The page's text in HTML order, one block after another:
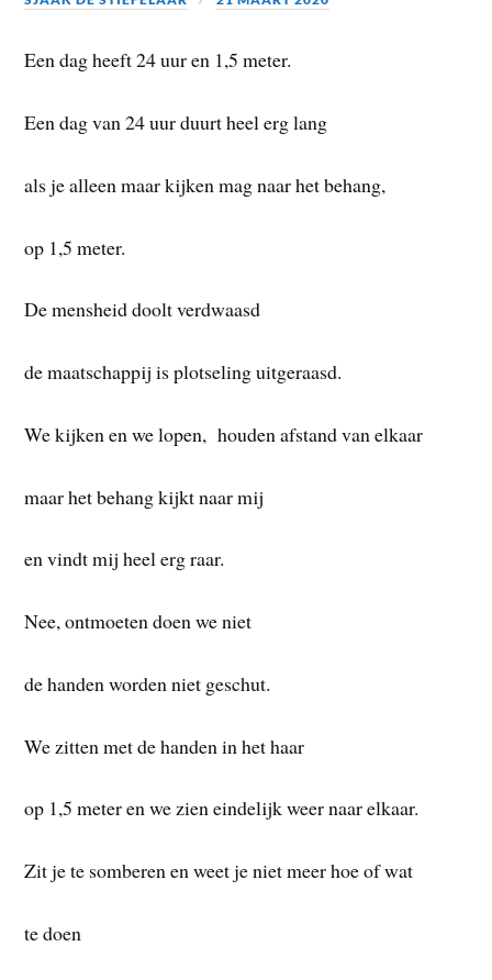
Een dag heeft 24 uur en 1,5 meter.
Een dag van 24 uur duurt heel erg lang
als je alleen maar kijken mag naar het behang,
op 1,5 meter.
De mensheid doolt verdwaasd
de maatschappij is plotseling uitgeraasd.
We kijken en we lopen, houden afstand van elkaar
maar het behang kijkt naar mij
en vindt mij heel erg raar.
Nee, ontmoeten doen we niet
de handen worden niet geschut.
We zitten met de handen in het haar
op 1,5 meter en we zien eindelijk weer naar elkaar.
Zit je te somberen en weet je niet meer hoe of wat
te doen